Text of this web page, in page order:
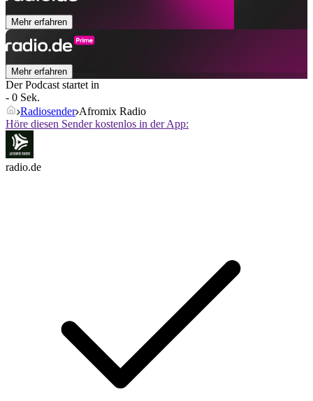
Mehr erfahren
Mehr erfahren
Der Podcast startet in
- 0 Sek.
Radiosender Afromix Radio
Höre diesen Sender kostenlos in der App:
radio.de